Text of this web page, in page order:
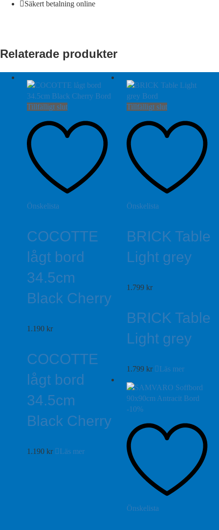
Säkert betalning online
Relaterade produkter
Tillfälligt slut
Önskelista
COCOTTE
lågt bord
34.5cm
Black Cherry
1.190 kr
COCOTTE
lågt bord
34.5cm
Black Cherry
1.190 kr Läs mer
Tillfälligt slut
Önskelista
BRICK Table
Light grey
1.799 kr
BRICK Table
Light grey
1.799 kr Läs mer
-10%
Önskelista